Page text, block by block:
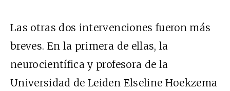
Las otras dos intervenciones fueron más
breves. En la primera de ellas, la
neurocientífica y profesora de la
Universidad de Leiden Elseline Hoekzema